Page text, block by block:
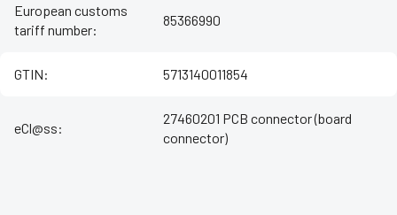
European customs
tariff number:
85366990
GTIN: 5713140011854
eCl@ss:
27460201 PCB connector (board
connector)